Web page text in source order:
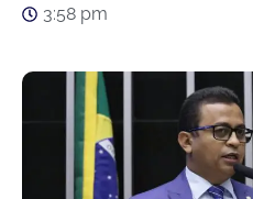
3:58 pm